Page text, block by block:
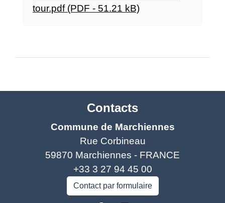
tour.pdf (PDF - 51.21 kB)
Contacts
Commune de Marchiennes
Rue Corbineau
59870 Marchiennes - FRANCE
+33 3 27 94 45 00
Contact par formulaire